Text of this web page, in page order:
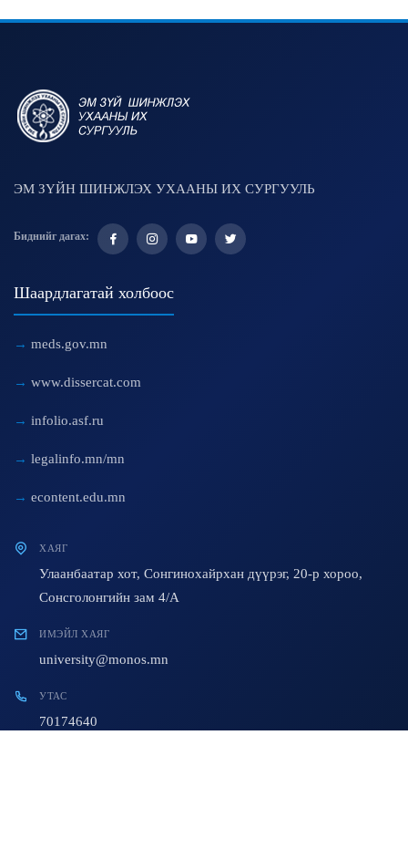
ЭМ ЗҮЙН ШИНЖЛЭХ УХААНЫ ИХ СУРГУУЛЬ
Биднийг дагах:
Шаардлагатай холбоос
meds.gov.mn
www.dissercat.com
infolio.asf.ru
legalinfo.mn/mn
econtent.edu.mn
ХАЯГ
Улаанбаатар хот, Сонгинохайрхан дүүрэг, 20-р хороо,
Сонсголонгийн зам 4/A
ИМЭЙЛ ХАЯГ
university@monos.mn
УТАС
70174640